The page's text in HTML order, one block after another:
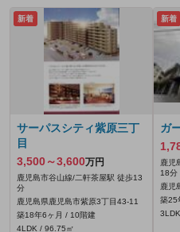
新着
サーパスシティ紫原三丁
目
3,500～3,600万円
鹿児島市谷山線/二軒茶屋駅 徒歩13
分
鹿児島県鹿児島市紫原3丁目43-11
築18年6ヶ月 / 10階建
4LDK / 96.75㎡
新着
ガ
鹿児
18分
鹿児
築25